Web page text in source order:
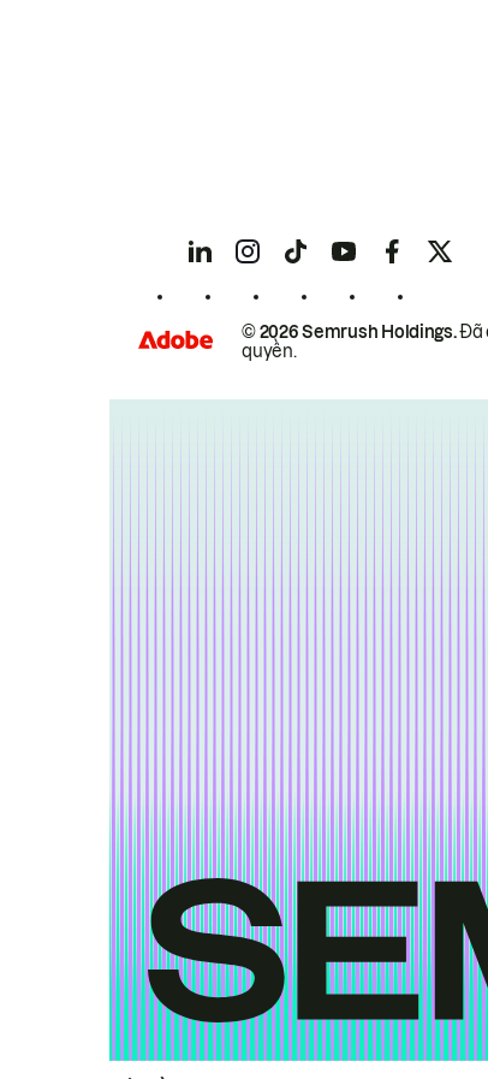
© 2026 Semrush Holdings.Đã
quyền.